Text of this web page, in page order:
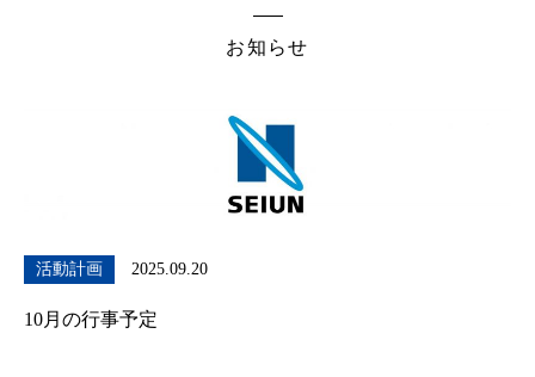
お知らせ
活動計画 2025.09.20
10月の行事予定